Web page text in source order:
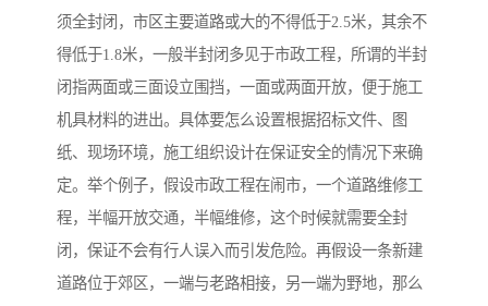
须全封闭，市区主要道路或大的不得低于2.5米，其余不
得低于1.8米，一般半封闭多见于市政工程，所谓的半封
闭指两面或三面设立围挡，一面或两面开放，便于施工
机具材料的进出。具体要怎么设置根据招标文件、图
纸、现场环境，施工组织设计在保证安全的情况下来确
定。举个例子，假设市政工程在闹市，一个道路维修工
程，半幅开放交通，半幅维修，这个时候就需要全封
闭，保证不会有行人误入而引发危险。再假设一条新建
道路位于郊区，一端与老路相接，另一端为野地，那么